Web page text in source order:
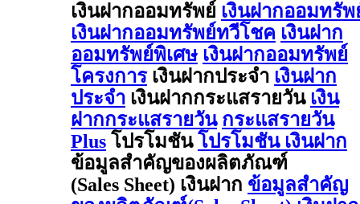
เงินฝากออมทรัพย์ เงินฝากออมทรัพ
เงินฝากออมทรัพย์ทวีโชค เงินฝาก
ออมทรัพย์พิเศษ เงินฝากออมทรัพย์
โครงการ เงินฝากประจำ เงินฝาก
ประจำ เงินฝากกระแสรายวัน เงิน
ฝากกระแสรายวัน กระแสรายวัน
Plus โปรโมชัน โปรโมชัน เงินฝาก
ข้อมูลสำคัญของผลิตภัณฑ์
(Sales Sheet) เงินฝาก ข้อมูลสำคัญ